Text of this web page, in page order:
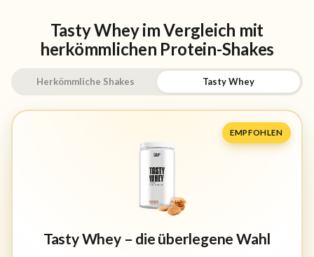
Tasty Whey im Vergleich mit
herkömmlichen Protein-Shakes
Herkömmliche Shakes Tasty Whey
EMPFOHLEN
Tasty Whey – die überlegene Wahl